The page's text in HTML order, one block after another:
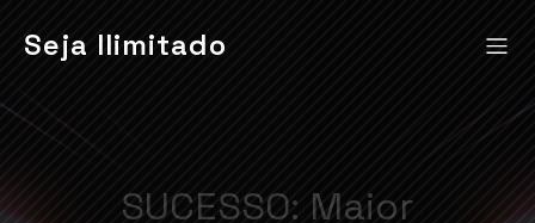
Seja Ilimitado
SUCESSO: Maior